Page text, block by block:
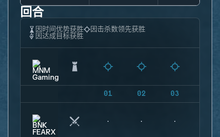
回合
因时间优势获胜
因击杀数领先获胜
因达成目标获胜
01 02 03